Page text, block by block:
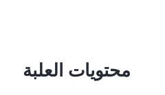
محتويات العلبة